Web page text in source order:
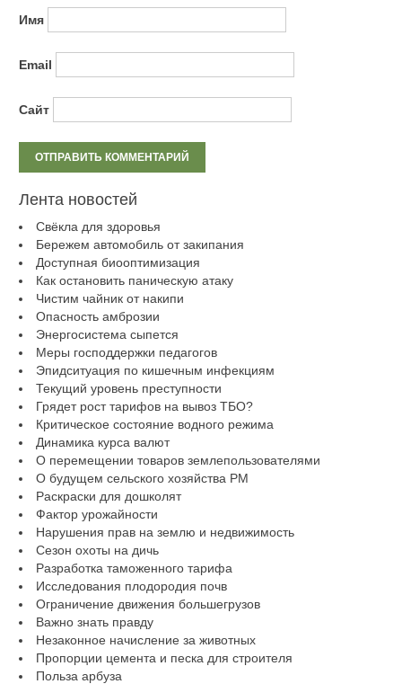
Имя
Email
Сайт
Лента новостей
Свёкла для здоровья
Бережем автомобиль от закипания
Доступная биооптимизация
Как остановить паническую атаку
Чистим чайник от накипи
Опасность амброзии
Энергосистема сыпется
Меры господдержки педагогов
Эпидситуация по кишечным инфекциям
Текущий уровень преступности
Грядет рост тарифов на вывоз ТБО?
Критическое состояние водного режима
Динамика курса валют
О перемещении товаров землепользователями
О будущем сельского хозяйства РМ
Раскраски для дошколят
Фактор урожайности
Нарушения прав на землю и недвижимость
Сезон охоты на дичь
Разработка таможенного тарифа
Исследования плодородия почв
Ограничение движения большегрузов
Важно знать правду
Незаконное начисление за животных
Пропорции цемента и песка для строителя
Польза арбуза